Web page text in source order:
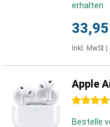
erhalten
Inkl. MwSt
Apple
4.5 Sterne
Bestelle